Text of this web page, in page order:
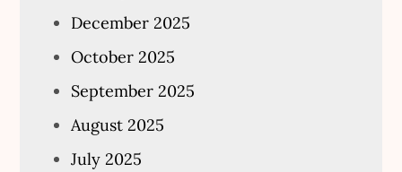
December 2025
October 2025
September 2025
August 2025
July 2025